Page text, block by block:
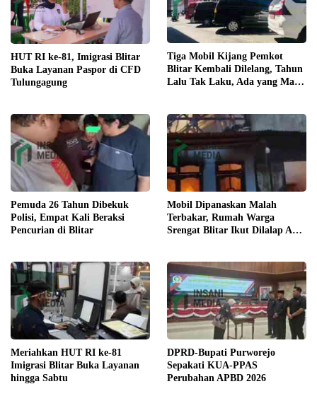
HUT RI ke-81, Imigrasi Blitar
Buka Layanan Paspor di CFD
Tulungagung
Tiga Mobil Kijang Pemkot
Blitar Kembali Dilelang, Tahun
Lalu Tak Laku, Ada yang Mau
Pemuda 26 Tahun Dibekuk
Polisi, Empat Kali Beraksi
Pencurian di Blitar
Mobil Dipanaskan Malah
Terbakar, Rumah Warga
Srengat Blitar Ikut Dilalap Api,
Meriahkan HUT RI ke-81
Imigrasi Blitar Buka Layanan
hingga Sabtu
DPRD-Bupati Purworejo
Sepakati KUA-PPAS
Perubahan APBD 2026